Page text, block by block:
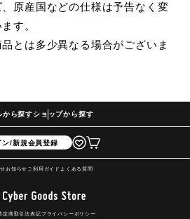
、原産国などの仕様は予告なく変
す。
とは多少異なる場合がございま
から探すショップから探す
ン/新規会員登録
お知らせ ご利用ガイド よくある質問
定商取引法表記プライバシーポリシー